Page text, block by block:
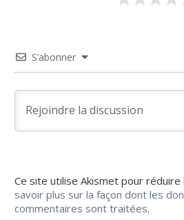
S’abonner
Ce site utilise Akismet pour réduire
savoir plus sur la façon dont les
commentaires sont traitées.